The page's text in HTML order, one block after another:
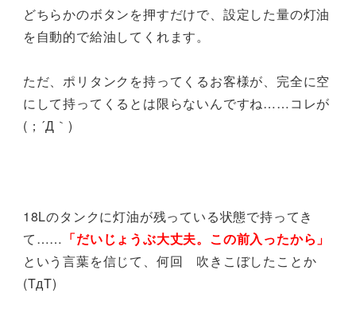
どちらかのボタンを押すだけで、設定した量の灯油
を自動的で給油してくれます。
ただ、ポリタンクを持ってくるお客様が、完全に空
にして持ってくるとは限らないんですね……コレが
(；´Д｀)
18Lのタンクに灯油が残っている状態で持ってき
て…… 「だいじょうぶ大丈夫。この前入ったから」
という言葉を信じて、何回 吹きこぼしたことか
(TдT)